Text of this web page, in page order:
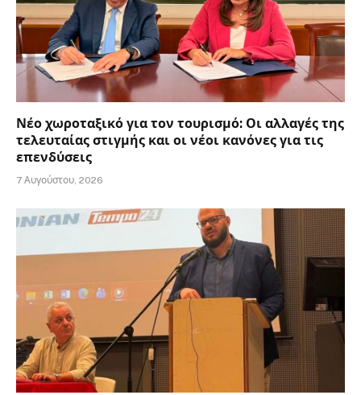
Νέο χωροταξικό για τον τουρισμό: Οι αλλαγές της
τελευταίας στιγμής και οι νέοι κανόνες για τις
επενδύσεις
7 Αυγούστου, 2026